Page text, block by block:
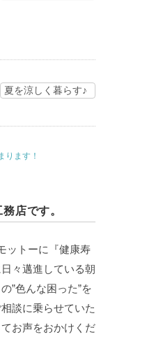
夏を涼しく暮らす♪
ります！
店です。
ットーに『健康寿
々邁進している朝
”色んな困った”を
談に乗らせていた
お声をおかけくだ